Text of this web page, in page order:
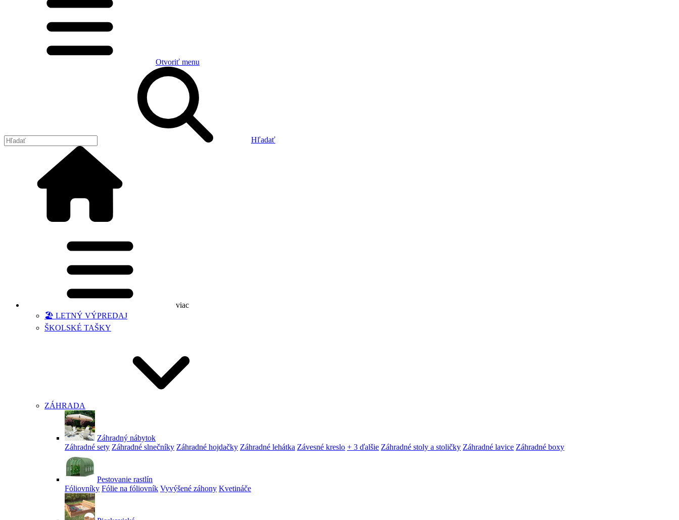
Otvoriť menu
Hľadať
viac
🏖️ LETNÝ VÝPREDAJ
ŠKOLSKÉ TAŠKY
ZÁHRADA
Záhradný nábytok
Záhradné sety Záhradné slnečníky Záhradné hojdačky Záhradné lehátka Závesné kreslo + 3 ďalšie Záhradné stoly a stoličky Záhradné lavice Záhradné boxy
Pestovanie rastlín
Fóliovníky Fólie na fóliovník Vyvýšené záhony Kvetináče